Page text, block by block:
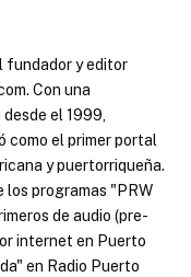
fundador y editor
Con una
el 1999,
como el primer portal
y puertorriqueña.
los programas "PRW
de audio (pre-
internet en Puerto
en Radio Puerto